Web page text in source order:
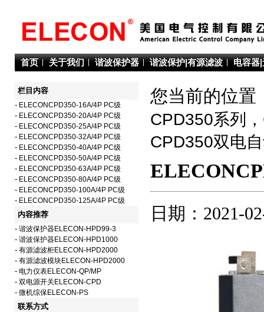
首页 关于我们 谐波保护器 谐波保护|有源滤波 电容器
栏目内容
- ELECONCPD350-16A/4P PC级
- ELECONCPD350-20A/4P PC级
- ELECONCPD350-25A/4P PC级
- ELECONCPD350-32A/4P PC级
- ELECONCPD350-40A/4P PC级
- ELECONCPD350-50A/4P PC级
- ELECONCPD350-63A/4P PC级
- ELECONCPD350-80A/4P PC级
- ELECONCPD350-100A/4P PC级
- ELECONCPD350-125A/4P PC级
内容推荐
- 谐波保护器ELECON-HPD99-3
- 谐波保护器ELECON-HPD1000
- 有源滤波柜ELECON-HPD2000
- 有源滤波模块ELECON-HPD2000
- 电力仪表ELECON-QP/MP
- 双电源开关ELECON-CPD
- 微机综保ELECON-PS
联系方式
您当前的位
CPD350系列
CPD350双电
日期：2021-